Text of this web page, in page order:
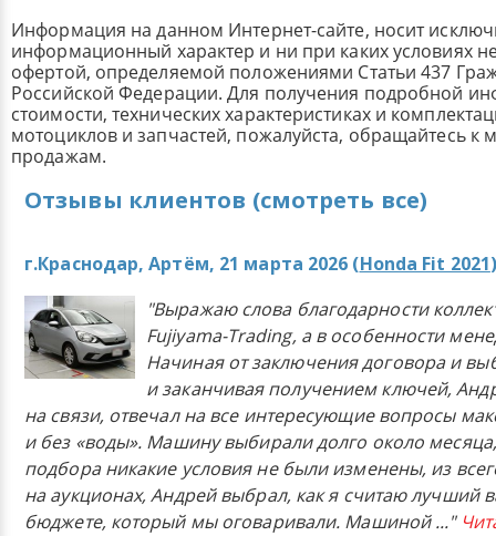
Информация на данном Интернет-сайте, носит
информационный характер и ни при каких условиях
офертой, определяемой положениями Статьи 437
Российской Федерации. Для получения подробной
стоимости, технических характеристиках и
мотоциклов и запчастей, пожалуйста, обращайтесь к
продажам.
Отзывы клиентов (смотреть все)
г.Краснодар, Артём, 21 марта 2026 (Honda Fit 2021
"Выражаю слова благодарности
Fujiyama-Trading, а в особенности
Начиная от заключения договора и
и заканчивая получением ключей,
на связи, отвечал на все интересующие вопросы
и без «воды». Машину выбирали долго около
подбора никакие условия не были изменены, из
на аукционах, Андрей выбрал, как я считаю лучший
бюджете, который мы оговаривали. Машиной..."